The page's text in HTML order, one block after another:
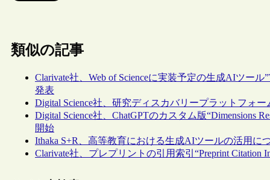
類似の記事
Clarivate社、Web of Scienceに実装予定の生成AIツール
発表
Digital Science社、研究ディスカバリープラットフォ
Digital Science社、ChatGPTのカスタム版“Dimensions
開始
Ithaka S+R、高等教育における生成AIツールの活用に
Clarivate社、プレプリントの引用索引“Preprint Citation